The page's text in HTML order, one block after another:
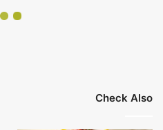
Check Also